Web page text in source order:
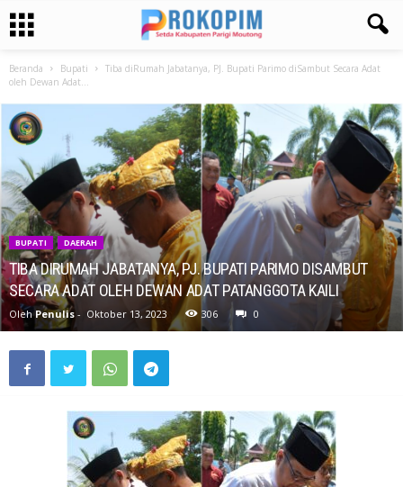
Beranda Bupati
Tiba diRumah Jabatanya, PJ. Bupati Parimo diSambut Secara Adat
oleh Dewan Adat...
BUPATI DAERAH
TIBA DIRUMAH JABATANYA, PJ. BUPATI PARIMO DISAMBUT
SECARA ADAT OLEH DEWAN ADAT PATANGGOTA KAILI
Oleh Penulis - Oktober 13, 2023 306 0